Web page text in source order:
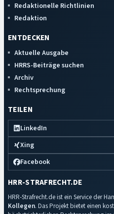
Redaktionelle Richtlinien
Redaktion
ENTDECKEN
Aktuelle Ausgabe
HRRS-Beiträge suchen
Archiv
Rechtsprechung
TEILEN
LinkedIn
Xing
Facebook
HRR-STRAFRECHT.DE
HRR-Strafrecht.de ist ein Service der
Kollegen. Das Projekt bietet einen